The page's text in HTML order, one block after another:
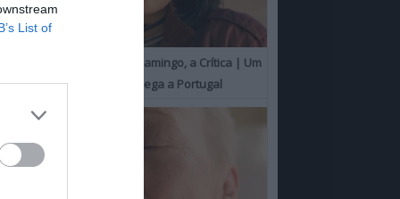
List of
O Misterioso Olhar do Flamingo, a Crítica | Um
Campeão de Cannes chega a Portugal